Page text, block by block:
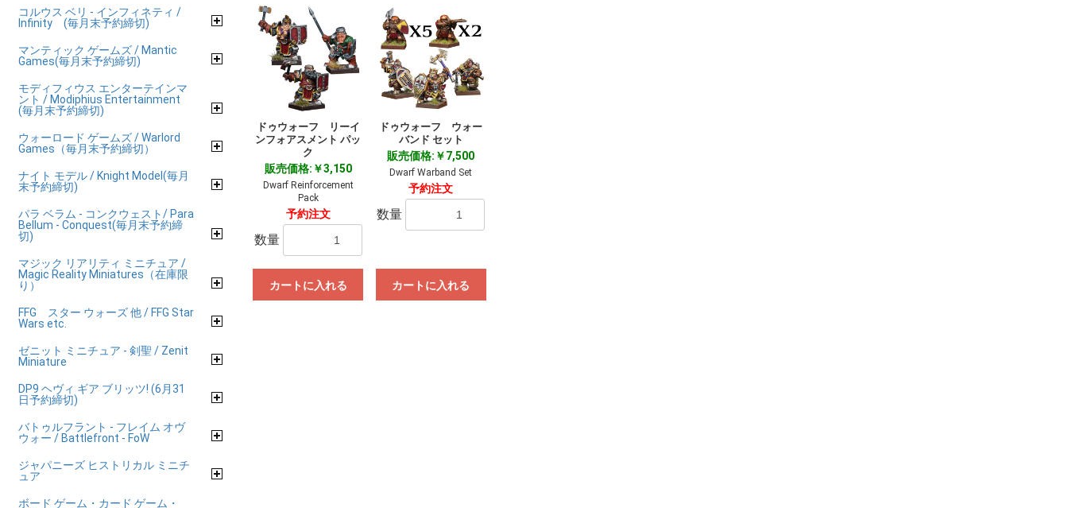
コルウス ベリ - インフィネティ /
Infinity (毎月末予約締切)
マンティック ゲームズ / Mantic
Games(毎月末予約締切)
モディフィウス エンターテインマ
ント / Modiphius Entertainment
(毎月末予約締切)
ウォーロード ゲームズ / Warlord
Games（毎月末予約締切）
ナイト モデル / Knight Model(毎月
末予約締切)
パラ ベラム - コンクウェスト/ Para
Bellum - Conquest(毎月末予約締
切)
マジック リアリティ ミニチュア /
Magic Reality Miniatures（在庫限
り）
FFG スター ウォーズ 他 / FFG Star
Wars etc.
ゼニット ミニチュア - 剣聖 / Zenit
Miniature
DP9 ヘヴィ ギア ブリッツ! (6月31
日予約締切)
バトゥルフラント - フレイム オヴ
ウォー / Battlefront - FoW
ジャパニーズ ヒストリカル ミニチ
ュア
ボード ゲーム・カード ゲーム・
ドゥウォーフ リーイ
ンフォアスメント パッ
ク
販売価格:￥3,150
Dwarf Reinforcement
Pack
予約注文
数量
カートに入れる
ドゥウォーフ ウォー
バンド セット
販売価格:￥7,500
Dwarf Warband Set
予約注文
数量
カートに入れる